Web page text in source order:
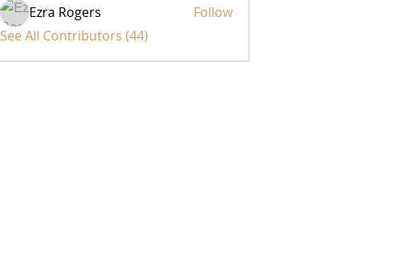
Ezra Rogers
Follow
See All Contributors (44)